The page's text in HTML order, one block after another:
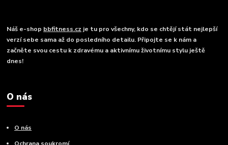
Náš e-shop bbfitness.cz je tu pro všechny, kdo se chtějí stát nejlepší
verzí sebe sama až do posledního detailu. Připojte se k nám a
začněte svou cestu k zdravému a aktivnímu životnímu stylu ještě
dnes!
O nás
O nás